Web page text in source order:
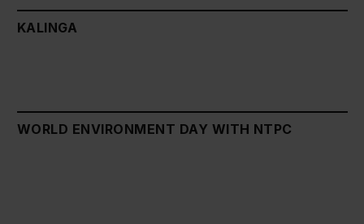
KALINGA
WORLD ENVIRONMENT DAY WITH NTPC